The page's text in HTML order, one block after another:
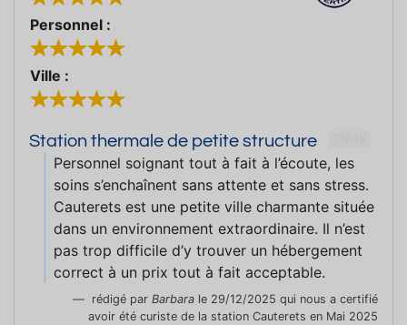
Personnel :
Ville :
Station thermale de petite structure
Personnel soignant tout à fait à l’écoute, les
soins s’enchaînent sans attente et sans stress.
Cauterets est une petite ville charmante située
dans un environnement extraordinaire. Il n’est
pas trop difficile d’y trouver un hébergement
correct à un prix tout à fait acceptable.
rédigé par Barbara le 29/12/2025 qui nous a certifié
avoir été curiste de la station Cauterets en Mai 2025